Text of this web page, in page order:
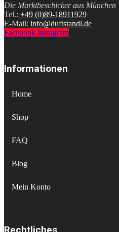
Die Marktbeschicker aus München
Tel.: +49 (0)89-18911929
E-Mail: info@duftstandl.de
Facebook Instagram
Informationen
Home
Shop
FAQ
Blog
Mein Konto
Rechtliches